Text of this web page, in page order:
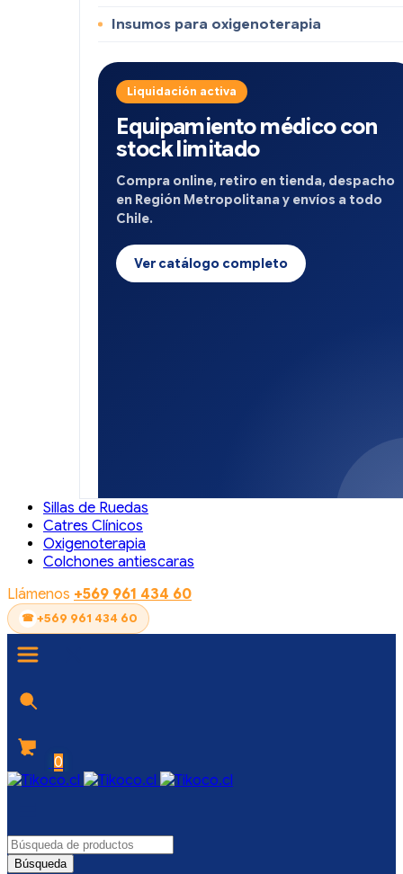
Insumos para oxigenoterapia
Liquidación activa
Equipamiento médico con
stock limitado
Compra online, retiro en tienda, despacho
en Región Metropolitana y envíos a todo
Chile.
Ver catálogo completo
Sillas de Ruedas
Catres Clínicos
Oxigenoterapia
Colchones antiescaras
Llámenos +569 961 434 60
+569 961 434 60
0